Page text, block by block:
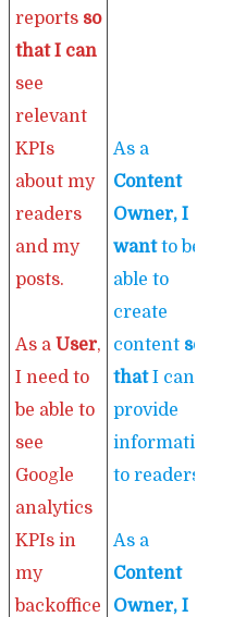
reports so
that I can
see
relevant
KPIs
about my
readers
and my
posts.
As a User,
I need to
be able to
see
Google
analytics
KPIs in
my
backoffice
As a
Content
Owner, I
wantto be
able to
create
content so
thatI can
provide
information
to readers.
As a
Content
Owner, I